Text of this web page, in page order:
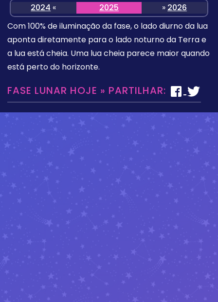
2024 « 2025 » 2026
Com 100% de iluminação da fase, o lado diurno da lua
aponta diretamente para o lado noturno da Terra e
a lua está cheia. Uma lua cheia parece maior quando
está perto do horizonte.
FASE LUNAR HOJE » PARTILHAR: